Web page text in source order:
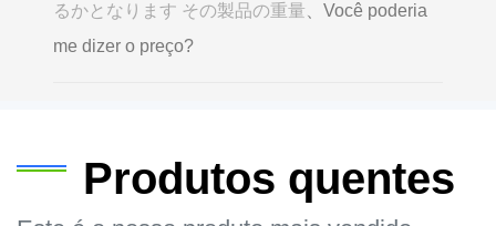
るかとなります その製品の重量 、Você poderia
me dizer o preço?
Produtos quentes